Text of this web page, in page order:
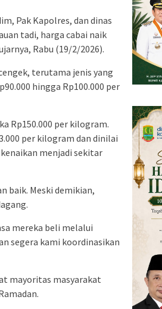
Pak Kapolres, dan dinas
tadi, harga cabai naik
Rabu (19/2/2026).
terutama jenis yang
hingga Rp100.000 per
Rp150.000 per kilogram.
per kilogram dan dinilai
menjadi sekitar
baik. Meski demikian,
mereka beli melalui
segera kami koordinasikan
mayoritas masyarakat